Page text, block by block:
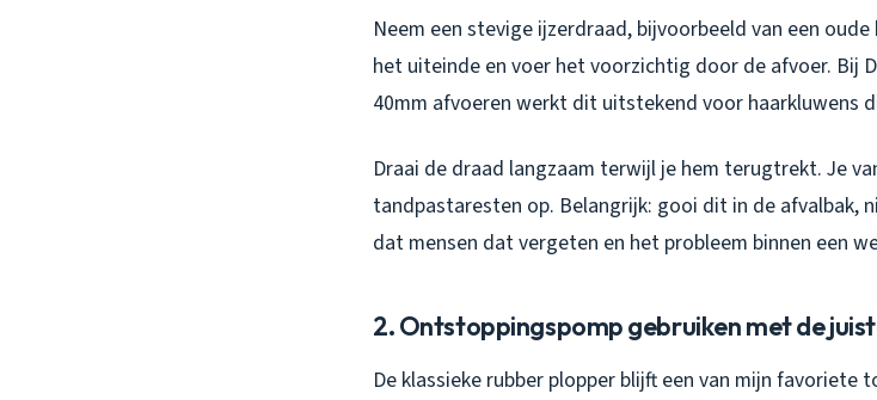
Neem een stevige ijzerdraad, bijvoorbeeld van een
het uiteinde en voer het voorzichtig door de afvoer. Bij
40mm afvoeren werkt dit uitstekend voor haarkluwens
Draai de draad langzaam terwijl je hem terugtrekt. Je
tandpastaresten op. Belangrijk: gooi dit in de afvalbak,
dat mensen dat vergeten en het probleem binnen een
2. Ontstoppingspomp gebruiken met de
De klassieke rubber plopper blijft een van mijn